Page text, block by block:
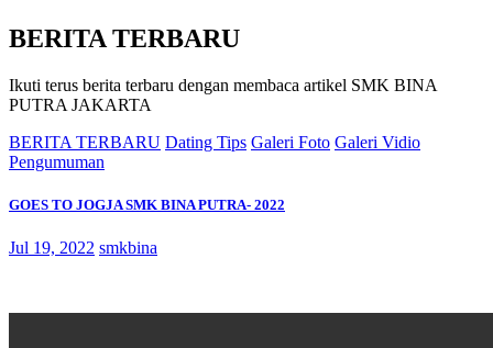
BERITA TERBARU
Ikuti terus berita terbaru dengan membaca artikel SMK BINA
PUTRA JAKARTA
BERITA TERBARU Dating Tips Galeri Foto Galeri Vidio
Pengumuman
GOES TO JOGJA SMK BINA PUTRA- 2022
Jul 19, 2022 smkbina